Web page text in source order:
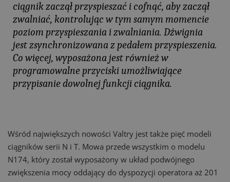
ciągnik zaczął przyspieszać i cofnąć, aby zaczął
zwalniać, kontrolując w tym samym momencie
poziom przyspieszania i zwalniania. Dźwignia
jest zsynchronizowana z pedałem przyspieszenia.
Co więcej, wyposażona jest również w
programowalne przyciski umożliwiające
przypisanie dowolnej funkcji ciągnika.
Wśród największych nowości Valtry jest także pięć modeli
ciągników serii N i T. Mowa przede wszystkim o modelu
N174, który został wyposażony w układ podwójnego
zwiększenia mocy oddający do dyspozycji operatora aż 201